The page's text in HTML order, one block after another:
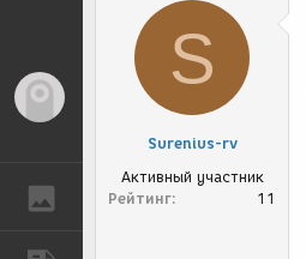
ГАЛЕРЕЯ
с
а
и
я
S
Surenius-rv
Активный участник
Рейтинг
11